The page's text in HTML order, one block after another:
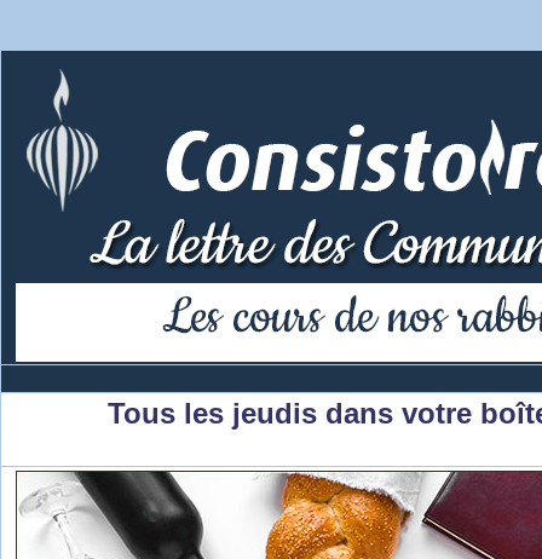
Tous les jeudis dans votre